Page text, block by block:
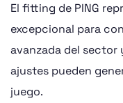
El fitting de PING
excepcional para
avanzada del
ajustes pueden
juego.